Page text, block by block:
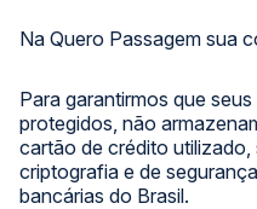
Na Quero Passagem sua
Para garantirmos que
protegidos, não
cartão de crédito
criptografia e de
bancárias do Brasil.